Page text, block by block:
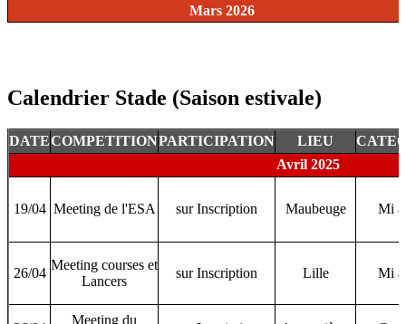
Mars 2026
Calendrier Stade (Saison estivale)
DATECOMPETITIONPARTICIPATION LIEU
Avril 2025
19/04 Meeting de l'ESA sur Inscription Maubeuge Mi
26/04
Meeting courses et
Lancers
sur Inscription Lille Mi
Meeting du